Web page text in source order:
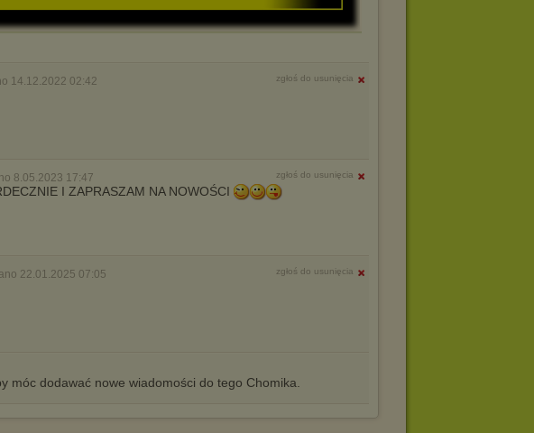
14.12.2022 02:42 zgłoś do usunięcia
8.05.2023 17:47 zgłoś do usunięcia
I ZAPRASZAM NA NOWOŚCI
22.01.2025 07:05 zgłoś do usunięcia
móc dodawać nowe wiadomości do tego Chomika.